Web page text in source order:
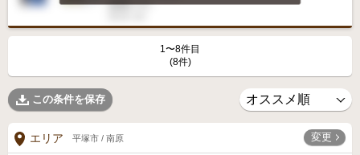
1〜8件目
(8件)
この条件を保存
エリア 平塚市 / 南原 変更